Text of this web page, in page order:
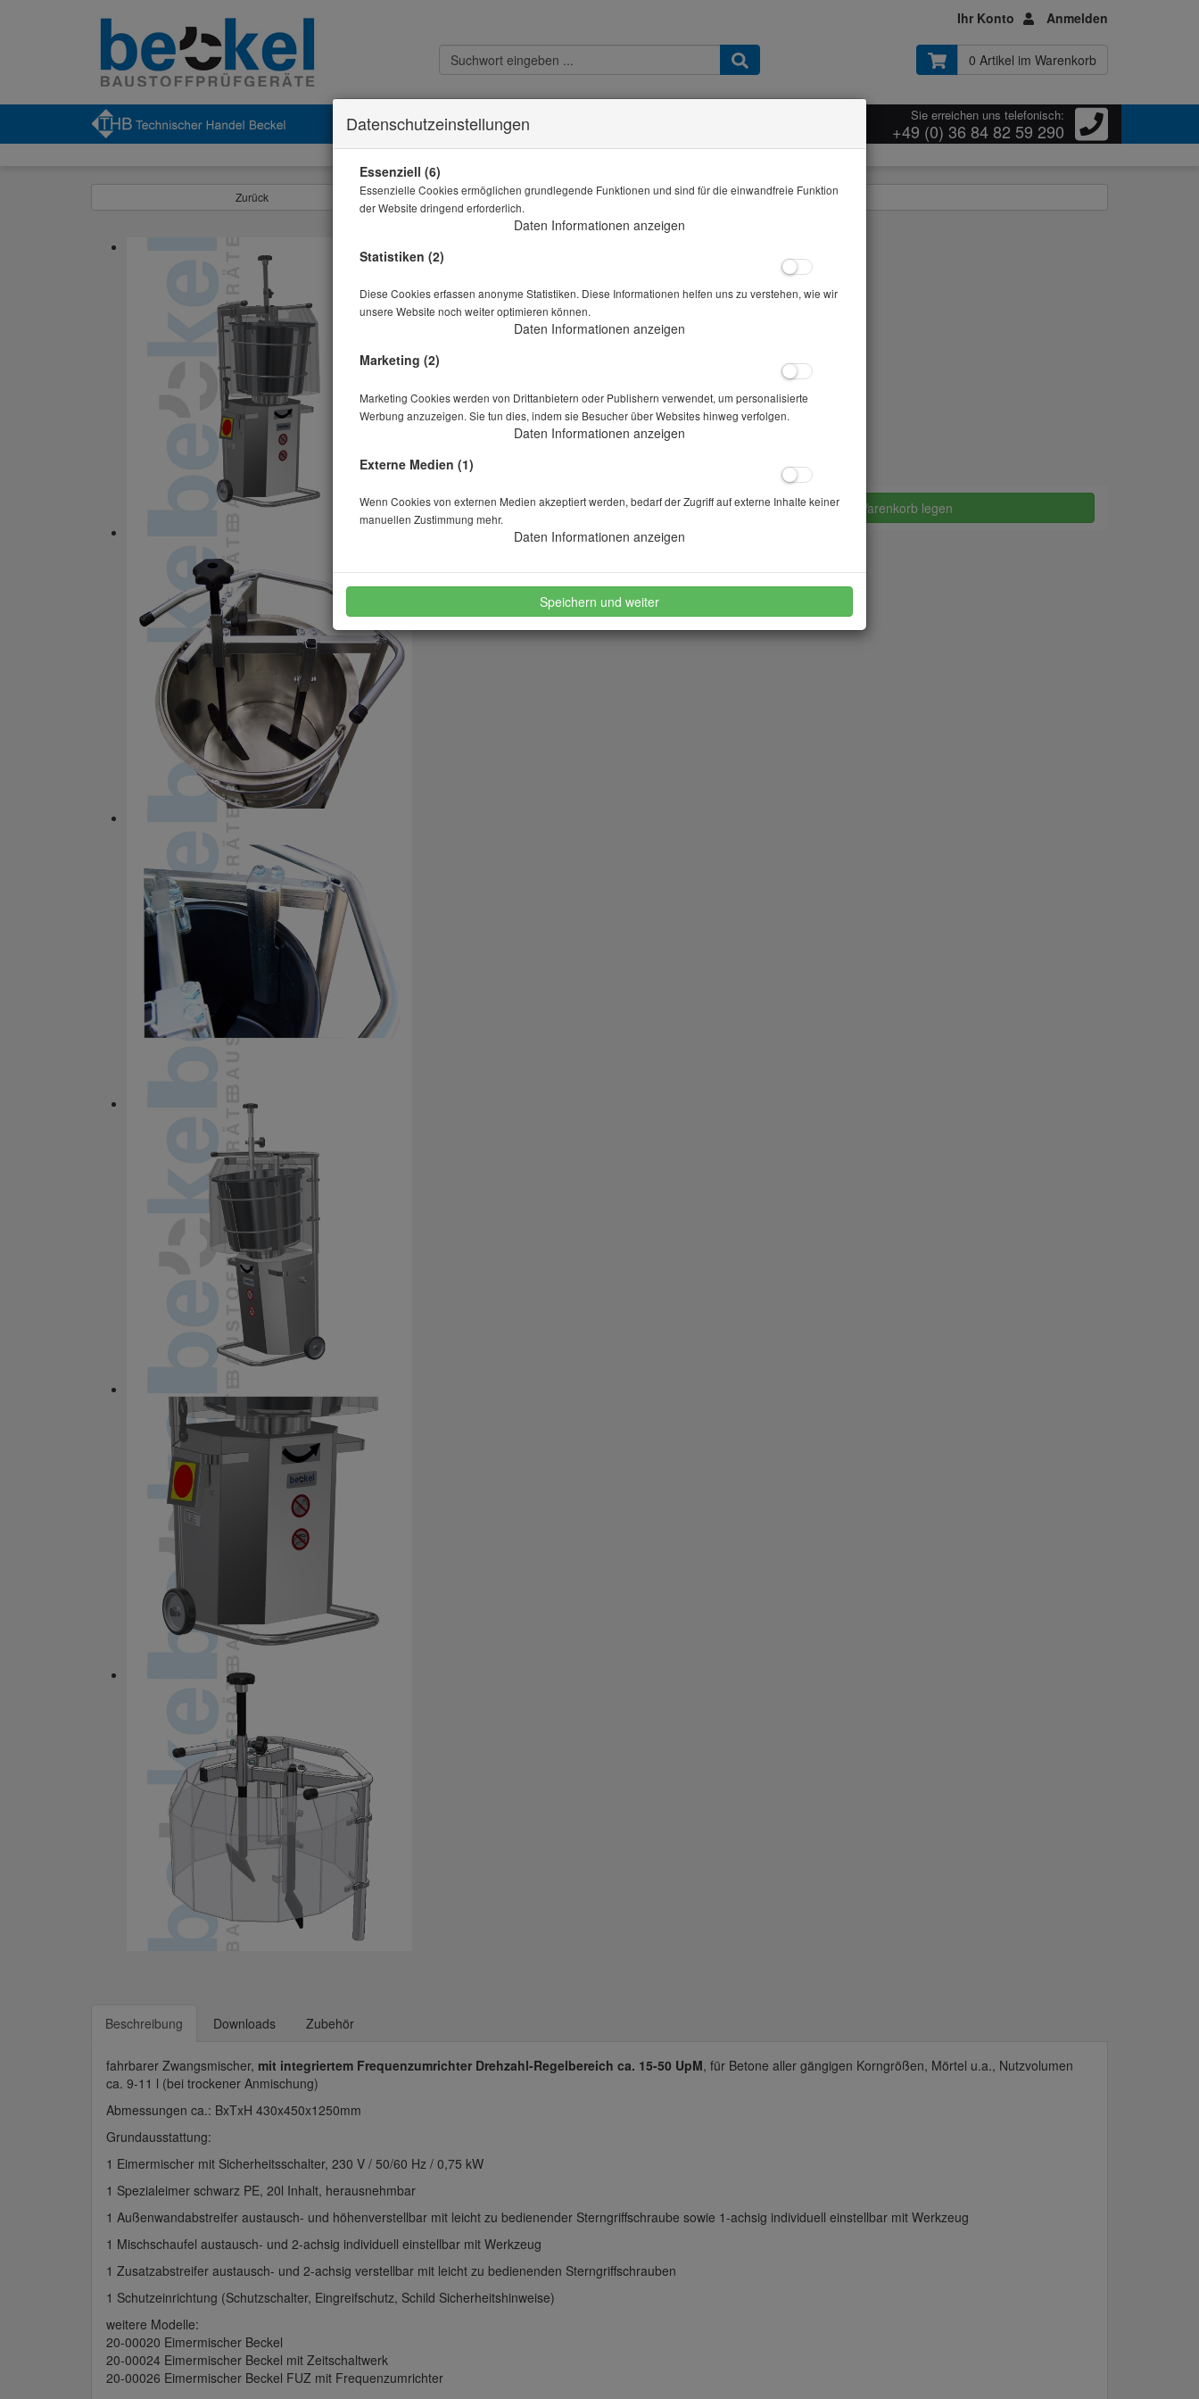
Ihr Konto Anmelden
0 Artikel im Warenkorb
Kontakt Widerrufsbelehrung
Sie erreichen uns telefonisch:
+49 (0) 36 84 82 59 290
Zurück Alle Artikel zeigen aus: Mischer
Artikelnr.: 20-00025
mit Drehzahlregelung
Preis auf Anfrage*
Stk. in den Warenkorb legen
merken wünschen
Beschreibung Downloads Zubehör
fahrbarer Zwangsmischer, mit integriertem Frequenzumrichter Drehzahl-Regelbereich ca. 15-50 UpM, für Betone aller gängigen Korngrößen, Mörtel u.a., Nutzvolumen
ca. 9-11 l (bei trockener Anmischung)
Abmessungen ca.: BxTxH 430x450x1250mm
Grundausstattung:
1 Eimermischer mit Sicherheitsschalter, 230 V / 50/60 Hz / 0,75 kW
1 Spezialeimer schwarz PE, 20l Inhalt, herausnehmbar
1 Außenwandabstreifer austausch- und höhenverstellbar mit leicht zu bedienender Sterngriffschraube sowie 1-achsig individuell einstellbar mit Werkzeug
1 Mischschaufel austausch- und 2-achsig individuell einstellbar mit Werkzeug
1 Zusatzabstreifer austausch- und 2-achsig verstellbar mit leicht zu bedienenden Sterngriffschrauben
1 Schutzeinrichtung (Schutzschalter, Eingreifschutz, Schild Sicherheitshinweise)
weitere Modelle:
20-00020 Eimermischer Beckel
20-00024 Eimermischer Beckel mit Zeitschaltwerk
20-00026 Eimermischer Beckel FUZ mit Frequenzumrichter
Datenschutzeinstellungen
Essenziell (6)
Essenzielle Cookies ermöglichen grundlegende Funktionen und sind für die einwandfreie Funktion
der Website dringend erforderlich.
Daten Informationen anzeigen
Statistiken (2)
Diese Cookies erfassen anonyme Statistiken. Diese Informationen helfen uns zu verstehen, wie wir
unsere Website noch weiter optimieren können.
Daten Informationen anzeigen
Marketing (2)
Marketing Cookies werden von Drittanbietern oder Publishern verwendet, um personalisierte
Werbung anzuzeigen. Sie tun dies, indem sie Besucher über Websites hinweg verfolgen.
Daten Informationen anzeigen
Externe Medien (1)
Wenn Cookies von externen Medien akzeptiert werden, bedarf der Zugriff auf externe Inhalte keiner
manuellen Zustimmung mehr.
Daten Informationen anzeigen
Speichern und weiter